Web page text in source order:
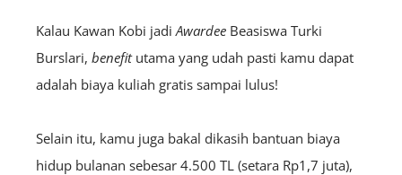
Kalau Kawan Kobi jadi Awardee Beasiswa Turki
Burslari, benefit utama yang udah pasti kamu dapat
adalah biaya kuliah gratis sampai lulus!
Selain itu, kamu juga bakal dikasih bantuan biaya
hidup bulanan sebesar 4.500 TL (setara Rp1,7 juta),